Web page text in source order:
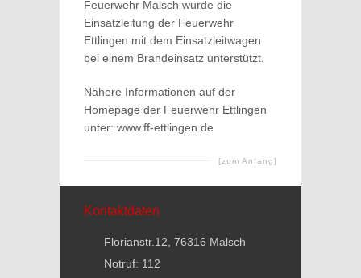
Feuerwehr Malsch wurde die
Einsatzleitung der Feuerwehr
Ettlingen mit dem Einsatzleitwagen
bei einem Brandeinsatz unterstützt.
Nähere Informationen auf der
Homepage der Feuerwehr Ettlingen
unter: www.ff-ettlingen.de
[zum Anfang]
Kontaktdaten
Florianstr.12, 76316 Malsch
Notruf: 112